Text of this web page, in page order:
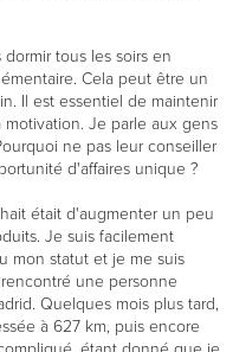
tous les soirs en
Cela peut être un
Il est essentiel de maintenir
Je parle aux gens
ne pas leur conseiller
d'affaires unique ?
était d'augmenter un peu
Je suis facilement
mon statut et je me suis
une personne
Quelques mois plus tard,
à 627 km, puis encore